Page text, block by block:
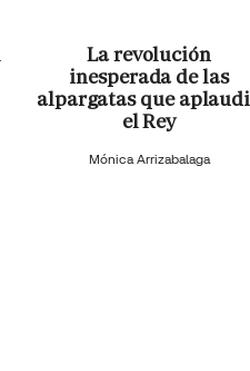
La revolución
inesperada de las
alpargatas que
el Rey
Mónica Arrizabalaga